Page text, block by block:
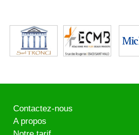
Contactez-nous
A propos